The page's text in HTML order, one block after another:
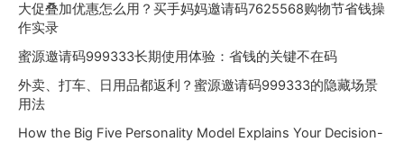
大促叠加优惠怎么用？买手妈妈邀请码7625568购物节省钱操
作实录
蜜源邀请码999333长期使用体验：省钱的关键不在码
外卖、打车、日用品都返利？蜜源邀请码999333的隐藏场景
用法
How the Big Five Personality Model Explains Your Decision-